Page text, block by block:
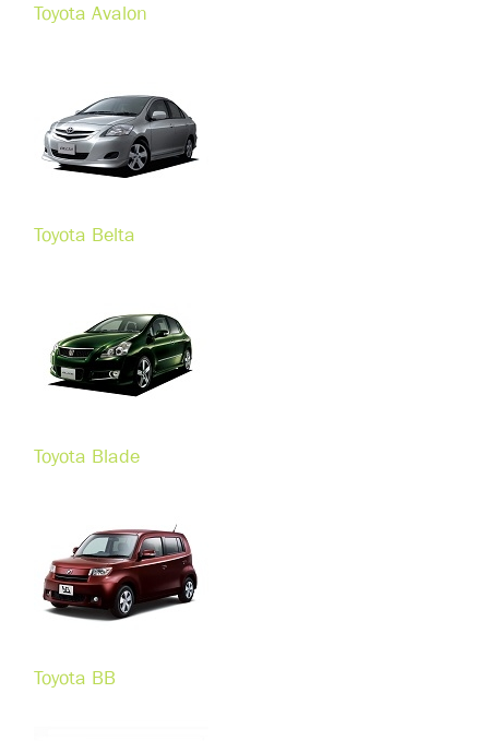
Toyota Avalon
Toyota Belta
Toyota Blade
Toyota BB